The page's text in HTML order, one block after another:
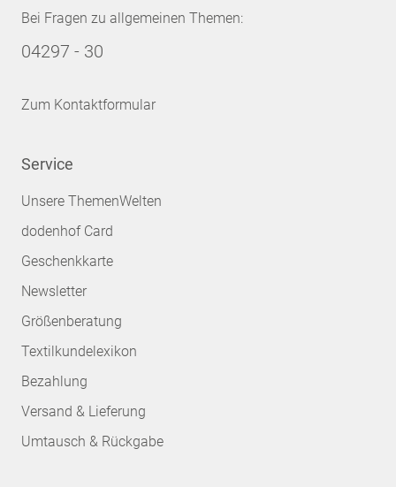
Bei Fragen zu allgemeinen Themen:
04297 - 30
Zum Kontaktformular
Service
Unsere ThemenWelten
dodenhof Card
Geschenkkarte
Newsletter
Größenberatung
Textilkundelexikon
Bezahlung
Versand & Lieferung
Umtausch & Rückgabe